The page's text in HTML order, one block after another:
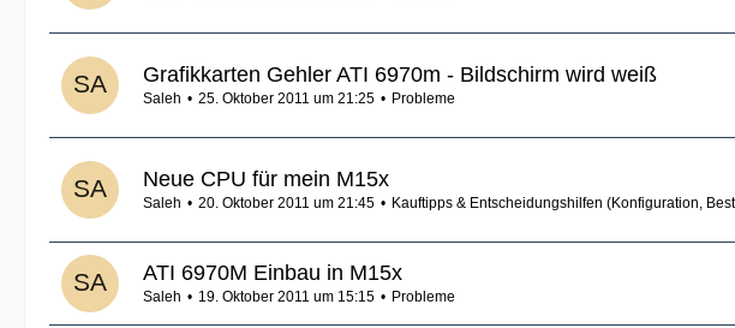
Grafikkarten Gehler ATI 6970m - Bildschirm wird weiß
Saleh 25. Oktober 2011 um 21:25 Probleme
Neue CPU für mein M15x
Saleh 20. Oktober 2011 um 21:45 Kauftipps & Entscheidungshilfen (Konfiguration,
ATI 6970M Einbau in M15x
Saleh 19. Oktober 2011 um 15:15 Probleme